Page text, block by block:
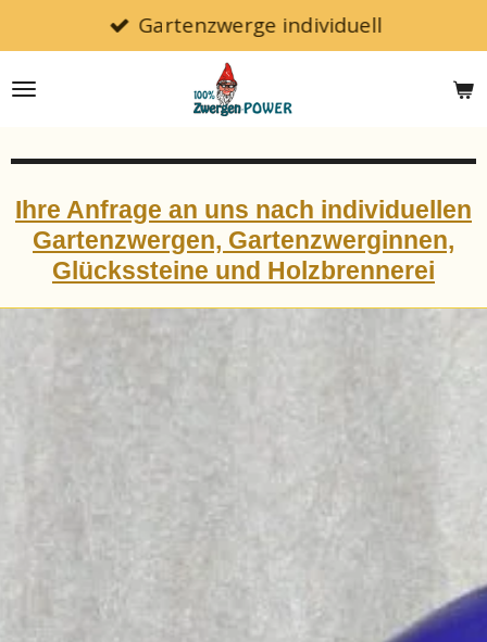
Hauptinhalt
springen
Gartenzwerge individuell
Ihre Anfrage an uns nach individuellen
Gartenzwergen, Gartenzwerginnen,
Glückssteine und Holzbrennerei